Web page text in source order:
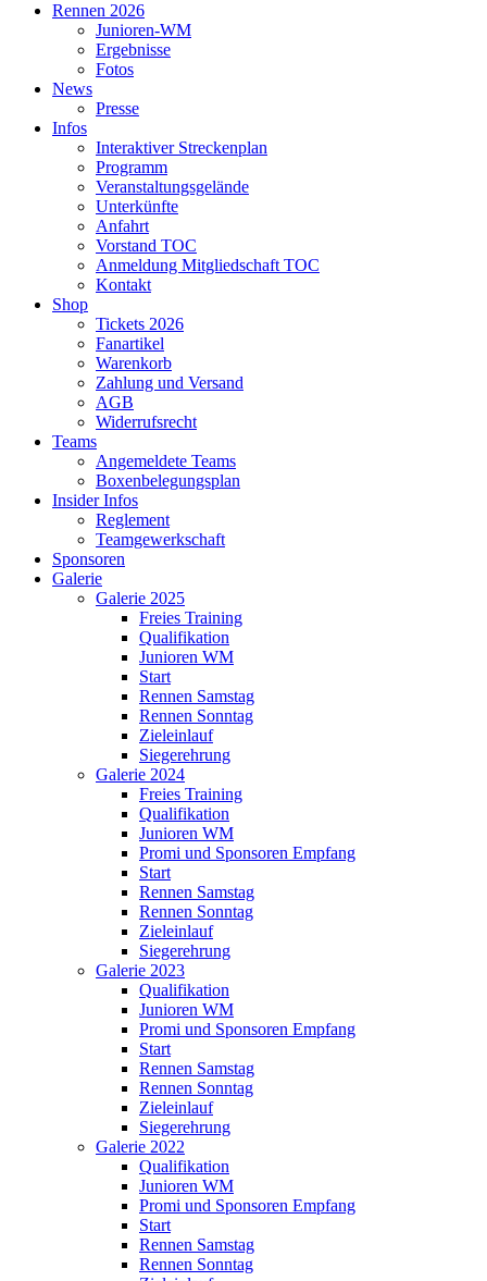
Rennen 2026
Junioren-WM
Ergebnisse
Fotos
News
Presse
Infos
Interaktiver Streckenplan
Programm
Veranstaltungsgelände
Unterkünfte
Anfahrt
Vorstand TOC
Anmeldung Mitgliedschaft TOC
Kontakt
Shop
Tickets 2026
Fanartikel
Warenkorb
Zahlung und Versand
AGB
Widerrufsrecht
Teams
Angemeldete Teams
Boxenbelegungsplan
Insider Infos
Reglement
Teamgewerkschaft
Sponsoren
Galerie
Galerie 2025
Freies Training
Qualifikation
Junioren WM
Start
Rennen Samstag
Rennen Sonntag
Zieleinlauf
Siegerehrung
Galerie 2024
Freies Training
Qualifikation
Junioren WM
Promi und Sponsoren Empfang
Start
Rennen Samstag
Rennen Sonntag
Zieleinlauf
Siegerehrung
Galerie 2023
Qualifikation
Junioren WM
Promi und Sponsoren Empfang
Start
Rennen Samstag
Rennen Sonntag
Zieleinlauf
Siegerehrung
Galerie 2022
Qualifikation
Junioren WM
Promi und Sponsoren Empfang
Start
Rennen Samstag
Rennen Sonntag